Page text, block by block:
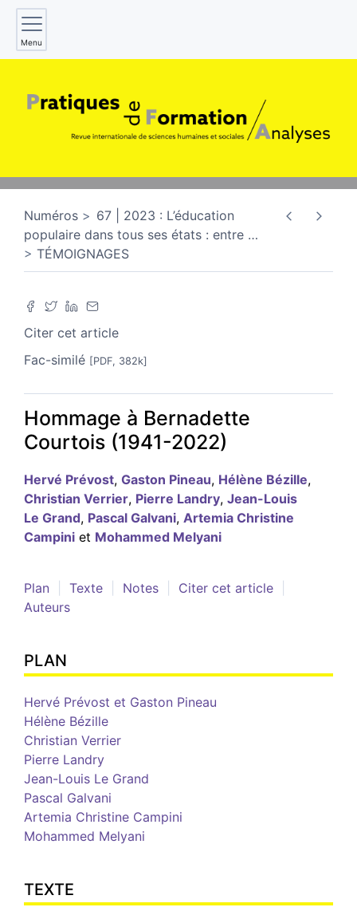
Menu
Numéros
67 | 2023 : L’éducation
populaire dans tous ses états : entre …
TÉMOIGNAGES
Citer cet article
Fac-similé [PDF, 382k]
Hommage à Bernadette
Courtois (1941-2022)
Hervé Prévost, Gaston Pineau, Hélène Bézille,
Christian Verrier, Pierre Landry, Jean-Louis
Le Grand, Pascal Galvani, Artemia Christine
Campini et Mohammed Melyani
Plan Texte Notes
Citer cet article
Auteurs
PLAN
Hervé Prévost et Gaston Pineau
Hélène Bézille
Christian Verrier
Pierre Landry
Jean-Louis Le Grand
Pascal Galvani
Artemia Christine Campini
Mohammed Melyani
TEXTE